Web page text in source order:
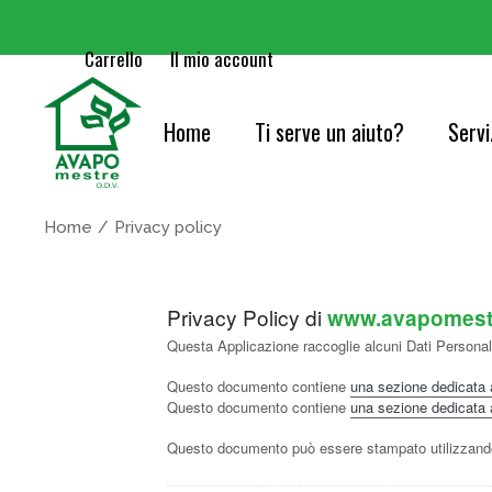
Carrello Il mio account
Home Ti serve un aiuto?
Home Privacy policy
Privacy Policy di
Questa Applicazione raccoglie alcuni Dati
Questo documento contiene una sezione
Questo documento contiene una sezione
Questo documento può essere stampato